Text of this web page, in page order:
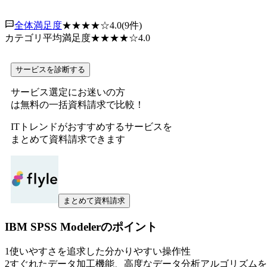
全体満足度★★★★☆4.0(9件)
カテゴリ平均満足度★★★★☆4.0
サービスを診断する
サービス選定にお迷いの方
は無料の一括資料請求で比較！
ITトレンドがおすすめするサービスを
まとめて資料請求できます
まとめて資料請求
IBM SPSS Modelerのポイント
1使いやすさを追求した分かりやすい操作性
2すぐれたデータ加工機能、高度なデータ分析アルゴリズム